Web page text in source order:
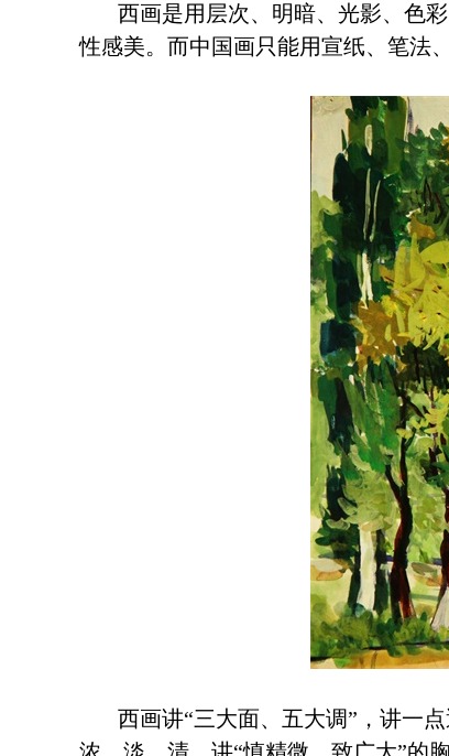
西画是用层次、明暗、光影、色
性感美。而中国画只能用宣纸、笔法
西画讲“三大面、五大调”，讲一